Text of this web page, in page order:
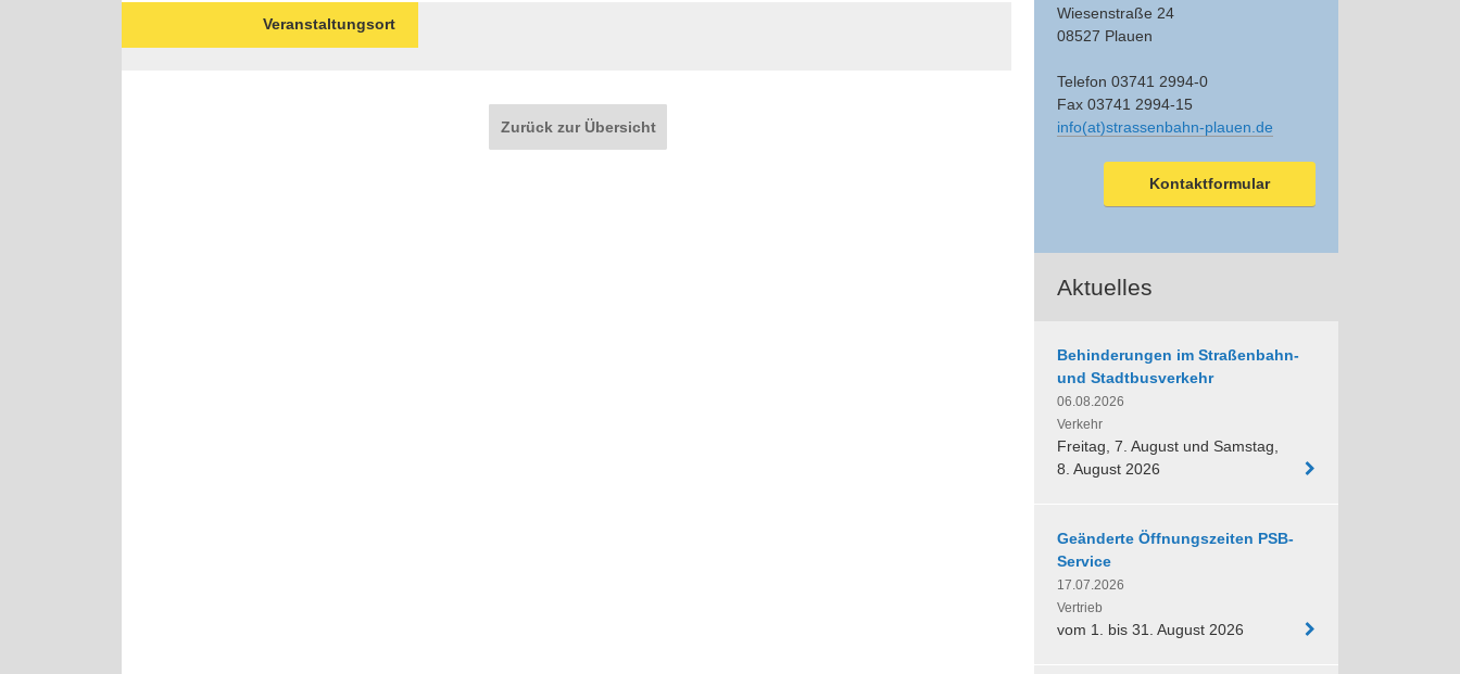
Veranstaltungsort
Zurück zur Übersicht
Wiesenstraße 24
08527 Plauen
Telefon 03741 2994-0
Fax 03741 2994-15
info(at)strassenbahn-plauen.de
Kontaktformular
Aktuelles
Behinderungen im Straßenbahn-
und Stadtbusverkehr
06.08.2026
Verkehr
Freitag, 7. August und Samstag,
8. August 2026
Geänderte Öffnungszeiten PSB-
Service
17.07.2026
Vertrieb
vom 1. bis 31. August 2026